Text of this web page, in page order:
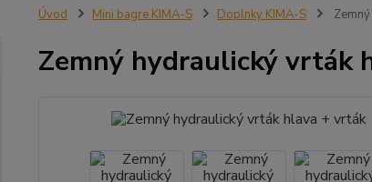
Úvod Mini bagre KIMA-S Doplnky KIMA-S
Zemný hydraulický vrták